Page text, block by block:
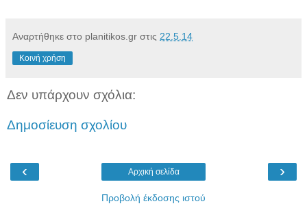
Αναρτήθηκε στο planitikos.gr στις 22.5.14
Κοινή χρήση
Δεν υπάρχουν σχόλια:
Δημοσίευση σχολίου
‹ ›
Αρχική σελίδα
Προβολή έκδοσης ιστού